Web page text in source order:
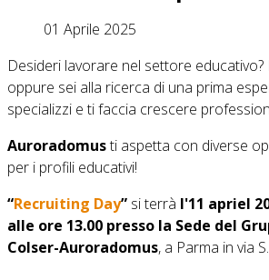
01 Aprile 2025
Desideri lavorare nel settore educativo?
oppure sei alla ricerca di una prima
specializzi e ti faccia crescere
Auroradomusti aspetta con diverse
per i profili educativi!
“Recruiting Day” si terrà l'11 apriel
alle ore 13.00 presso la Sede del
Colser-Auroradomus, a Parma in via